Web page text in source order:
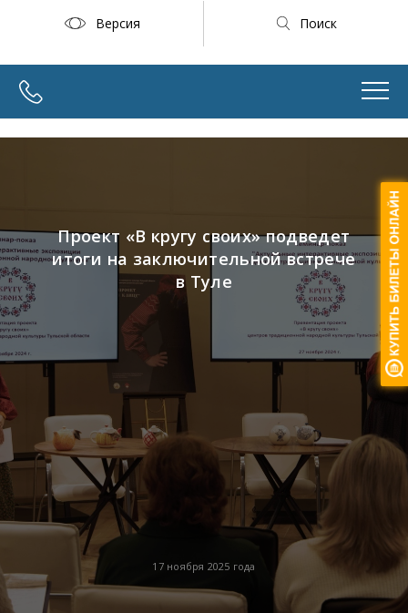
Версия Поиск
17 ноября 2025 года
Проект «В кругу своих» подведет
итоги на заключительной встрече
в Туле